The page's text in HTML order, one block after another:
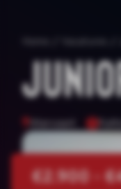
Ittervoort
€2.900 -